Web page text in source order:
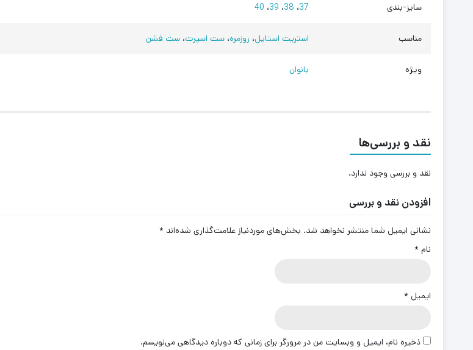
سایز-بندی 37، 38، 39، 40
مناسب استریت استایل، روزمره، ست اسپرت، ست فشن
ویژه بانوان
نقد و بررسی‌ها
نقد و بررسی وجود ندارد.
افزودن نقد و بررسی
نشانی ایمیل شما منتشر نخواهد شد. بخش‌های موردنیاز علامت‌گذاری شده‌اند *
نام *
ایمیل *
ذخیره نام، ایمیل و وبسایت من در مرورگر برای زمانی که دوباره دیدگاهی می‌نویسم.